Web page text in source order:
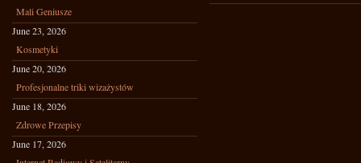
Mali Geniusze
June 23, 2026
Kosmetyki
June 20, 2026
Profesjonalne triki wizażystów
June 18, 2026
Zdrowe Przepisy
June 17, 2026